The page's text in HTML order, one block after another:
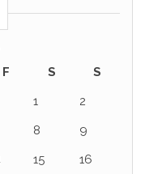
F S
S
1
2
8
9
15
16